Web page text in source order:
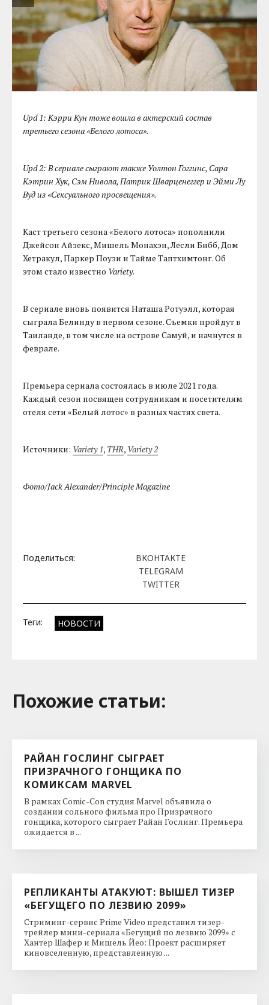
Upd 1: Кэрри Кун тоже вошла в актерский состав
третьего сезона «Белого лотоса».
Upd 2: В сериале сыграют также Уолтон Гоггинс, Сара
Кэтрин Хук, Сэм Нивола, Патрик Шварценеггер и Эйми Лу
Вуд из «Сексуального просвещения».
Каст третьего сезона «Белого лотоса» пополнили
Джейсон Айзекс, Мишель Монахэн, Лесли Бибб, Дом
Хетракул, Паркер Поузи и Тайме Таптхимтонг. Об
этом стало известно Variety.
В сериале вновь появится Наташа Ротуэлл, которая
сыграла Белинду в первом сезоне. Съемки пройдут в
Таиланде, в том числе на острове Самуй, и начнутся в
феврале.
Премьера сериала состоялась в июле 2021 года.
Каждый сезон посвящен сотрудникам и посетителям
отеля сети «Белый лотос» в разных частях света.
Источники: Variety 1, THR, Variety 2
Фото/Jack Alexander/Principle Magazine
Поделиться:
ВКОНТАКТЕ
TELEGRAM
TWITTER
Теги: НОВОСТИ
Похожие cтатьи:
РАЙАН ГОСЛИНГ СЫГРАЕТ
ПРИЗРАЧНОГО ГОНЩИКА ПО
КОМИКСАМ MARVEL
В рамках Comic-Con студия Marvel объявила о
создании сольного фильма про Призрачного
гонщика, которого сыграет Райан Гослинг. Премьера
ожидается в ...
РЕПЛИКАНТЫ АТАКУЮТ: ВЫШЕЛ ТИЗЕР
«БЕГУЩЕГО ПО ЛЕЗВИЮ 2099»
Стриминг-сервис Prime Video представил тизер-
трейлер мини-сериала «Бегущий по лезвию 2099» с
Хантер Шафер и Мишель Йео: Проект расширяет
киновселенную, представленную ...